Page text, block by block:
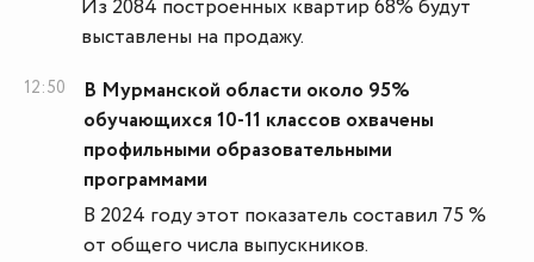
Из 2084 построенных квартир 68% будут
выставлены на продажу.
12:50
В Мурманской области около 95%
обучающихся 10-11 классов охвачены
профильными образовательными
программами
В 2024 году этот показатель составил 75 %
от общего числа выпускников.